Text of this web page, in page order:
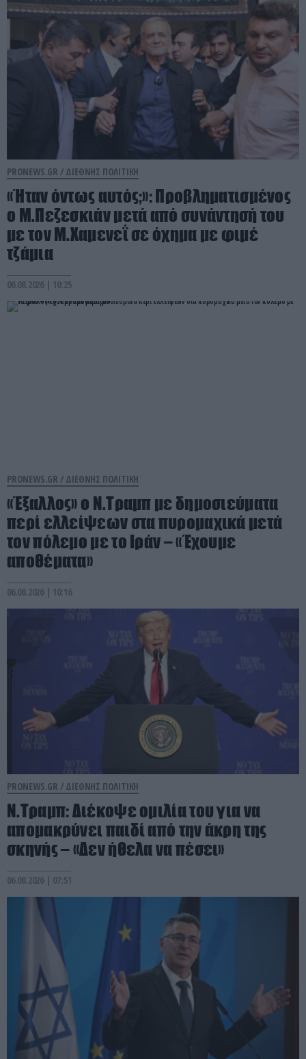
PRONEWS.GR / ΔΙΕΘΝΗΣ ΠΟΛΙΤΙΚΗ
«Ήταν όντως αυτός;»: Προβληματισμένος
ο Μ.Πεζεσκιάν μετά από συνάντησή του
με τον Μ.Χαμενεΐ σε όχημα με φιμέ
τζάμια
06.08.2026 | 10:25
PRONEWS.GR / ΔΙΕΘΝΗΣ ΠΟΛΙΤΙΚΗ
«Έξαλλος» ο Ν.Τραμπ με δημοσιεύματα
περί ελλείψεων στα πυρομαχικά μετά
τον πόλεμο με το Ιράν – «Έχουμε
αποθέματα»
06.08.2026 | 10:16
PRONEWS.GR / ΔΙΕΘΝΗΣ ΠΟΛΙΤΙΚΗ
Ν.Τραμπ: Διέκοψε ομιλία του για να
απομακρύνει παιδί από την άκρη της
σκηνής – «Δεν ήθελα να πέσει»
06.08.2026 | 07:51